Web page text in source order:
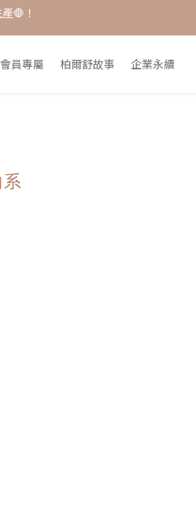
員特惠價
會員專屬 柏爾舒故事 企業永續